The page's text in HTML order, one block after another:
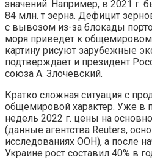
значений. Например, в 2021 г.
84 млн. т зерна. Дефицит
с вывозом из-за блокады
моря приведет к
картину рисуют зарубежные
подтверждает и президент
союза А. Злочевский.
Кратко сложная ситуация с
общемировой характер. Уже в
недель 2022 г. цены на
(данные агентства Reuters,
исследованиях ООН), а после
Украине рост составил 40% в